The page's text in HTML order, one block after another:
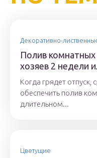
Декоративно-
Полив комнатных
хозяев 2 недели
Когда грядет отпуск,
обеспечить полив
длительном...
Цветущие